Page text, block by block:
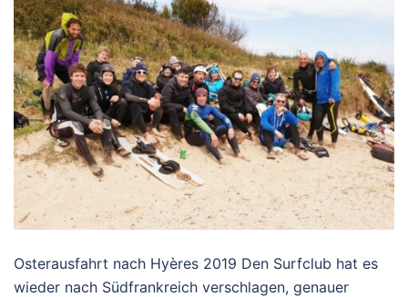
Osterausfahrt nach Hyères 2019 Den Surfclub hat es
wieder nach Südfrankreich verschlagen, genauer